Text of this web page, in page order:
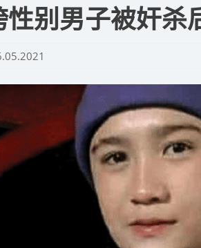
性别男子被奸杀